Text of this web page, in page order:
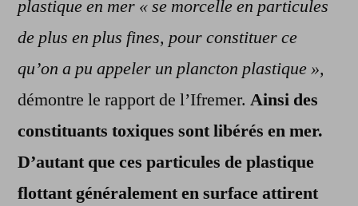
plastique en mer « se morcelle en particules
de plus en plus fines, pour constituer ce
qu’on a pu appeler un plancton plastique »,
démontre le rapport de l’Ifremer. Ainsi des
constituants toxiques sont libérés en mer.
D’autant que ces particules de plastique
flottant généralement en surface attirent